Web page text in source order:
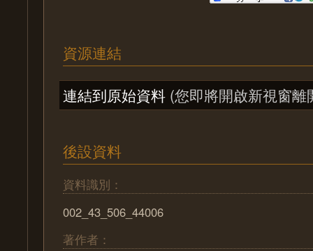
資源連結
連結到原始資料 (您即將開啟新視窗離
後設資料
資料識別：
002_43_506_44006
著作者：